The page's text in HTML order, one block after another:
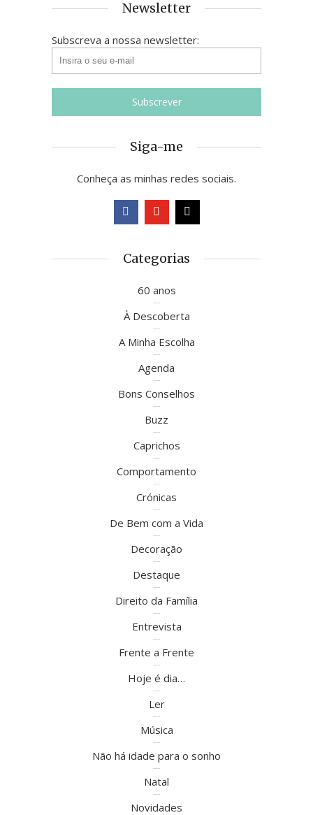
Newsletter
Subscreva a nossa newsletter:
Siga-me
Conheça as minhas redes sociais.
Categorias
60 anos
À Descoberta
A Minha Escolha
Agenda
Bons Conselhos
Buzz
Caprichos
Comportamento
Crónicas
De Bem com a Vida
Decoração
Destaque
Direito da Família
Entrevista
Frente a Frente
Hoje é dia…
Ler
Música
Não há idade para o sonho
Natal
Novidades